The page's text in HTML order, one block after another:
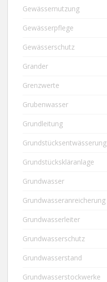
Gewässernutzung
Gewässerpflege
Gewässerschutz
Grander
Grenzwerte
Grubenwasser
Grundleitung
Grundstücksentwässerung
Grundstückskläranlage
Grundwasser
Grundwasseranreicherung
Grundwasserleiter
Grundwasserschutz
Grundwasserstand
Grundwasserstockwerke